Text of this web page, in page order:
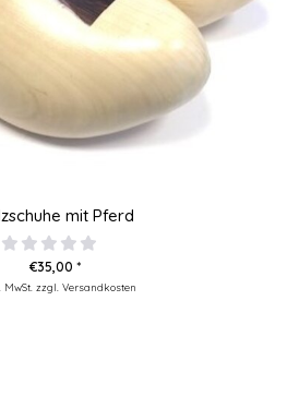
mit Pferd
€35,00 *
zzgl. Versandkosten